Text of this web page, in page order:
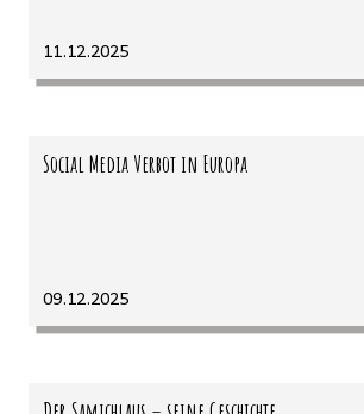
11.12.2025
Social Media Verbot in Europa
09.12.2025